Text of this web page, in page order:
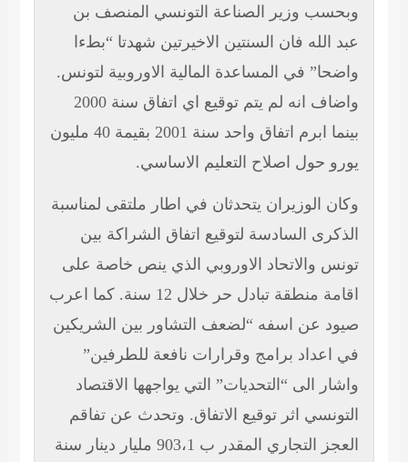
وبحسب وزير الصناعة التونسي المنصف بن
عبد الله فان السنتين الاخيرتين شهدتا “بطءا
واضحا” في المساعدة المالية الاوروبية لتونس.
واضاف انه لم يتم توقيع اي اتفاق سنة 2000
بينما ابرم اتفاق واحد سنة 2001 بقيمة 40 مليون
يورو حول اصلاح التعليم الاساسي.
وكان الوزيران يتحدثان في اطار ملتقى لمناسبة
الذكرى السادسة لتوقيع اتفاق الشراكة بين
تونس والاتحاد الاوروبي الذي ينص خاصة على
اقامة منطقة تبادل حر خلال 12 سنة. كما اعرب
صيود عن اسفه “لضعف التشاور بين الشريكين
في اعداد برامج وقرارات نافعة للطرفين”
واشار الى “التحديات” التي يواجهها الاقتصاد
التونسي اثر توقيع الاتفاق. وتحدث عن تفاقم
العجز
التجاري المقدر ب 903،1 مليار دينار سنة